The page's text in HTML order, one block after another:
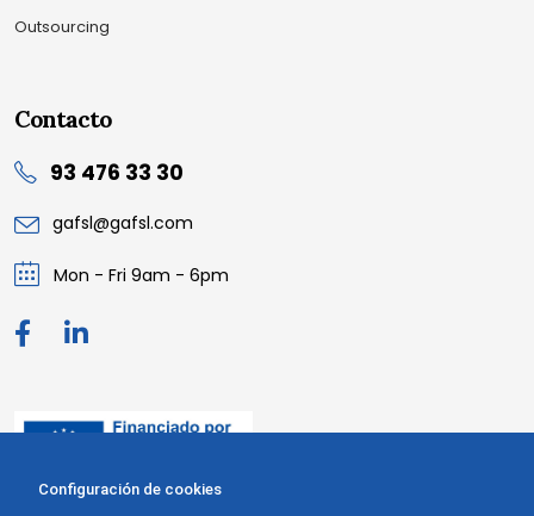
Outsourcing
Contacto
93 476 33 30
gafsl@gafsl.com
Mon - Fri 9am - 6pm
Configuración de cookies